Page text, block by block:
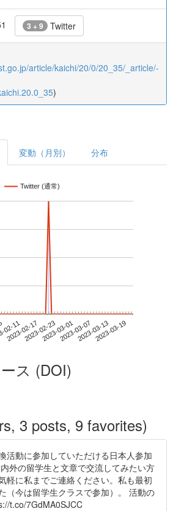
3 + 9 Twitter
article/kaichi/20/0/20_35/_article/-
)
変動（月別） 分布
Twitter (通常)
11
2023-02-172023-02-232023-03-012023-03-072023-03-132023-03-19
ス (DOI)
3 posts, 9 favorites)
活動に参加していただける日本人参加
外の留学生と文章で交流してみたい方
軽に私までご連絡ください。私も最初
（今は留学生クラスで参加）。 活動の
t.co/7GdMA0SJCC